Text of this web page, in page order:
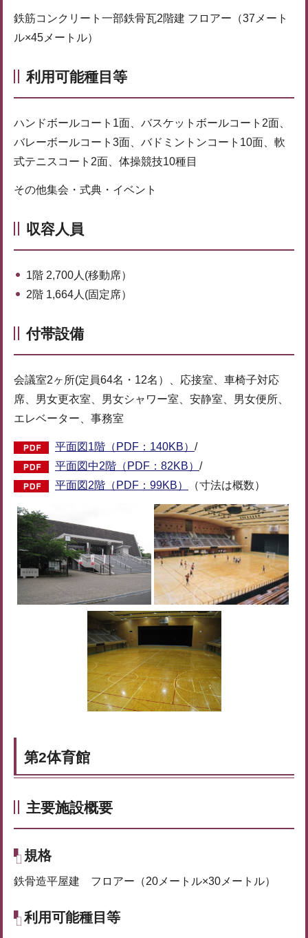
鉄筋コンクリート一部鉄骨瓦2階建 フロアー（37メート
ル×45メートル）
利用可能種目等
ハンドボールコート1面、バスケットボールコート2面、
バレーボールコート3面、バドミントンコート10面、軟
式テニスコート2面、体操競技10種目
その他集会・式典・イベント
収容人員
1階 2,700人(移動席）
2階 1,664人(固定席）
付帯設備
会議室2ヶ所(定員64名・12名）、応接室、車椅子対応
席、男女更衣室、男女シャワー室、安静室、男女便所、
エレベーター、事務室
平面図1階（PDF：140KB） /
平面図中2階（PDF：82KB） /
平面図2階（PDF：99KB）
（寸法は概数）
第2体育館
主要施設概要
規格
鉄骨造平屋建 フロアー（20メートル×30メートル）
利用可能種目等